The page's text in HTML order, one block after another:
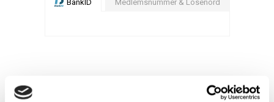
BankID Medlemsnummer & Lösenord